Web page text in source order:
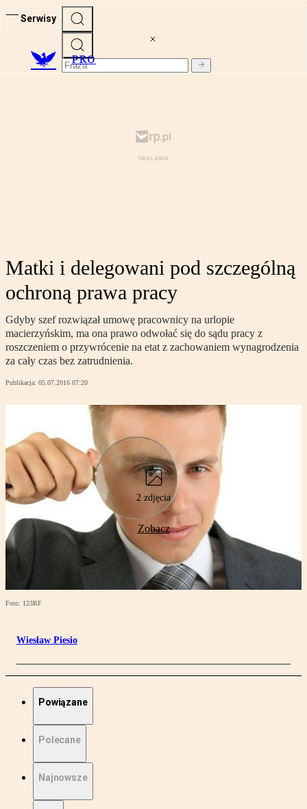
Serwisy
PRO
Matki i delegowani pod szczególną
ochroną prawa pracy
Gdyby szef rozwiązał umowę pracownicy na urlopie
macierzyńskim, ma ona prawo odwołać się do sądu pracy z
roszczeniem o przywrócenie na etat z zachowaniem wynagrodzenia
za cały czas bez zatrudnienia.
Publikacja: 05.07.2016 07:20
2 zdjęcia
Zobacz
Foto: 123RF
Wiesław Piesio
Powiązane
Polecane
Najnowsze